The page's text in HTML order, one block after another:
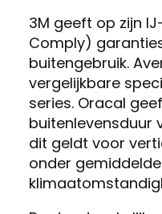
3M geeft op zijn
Comply)
buitengebruik.
vergelijkbare
series. Oracal
buitenlevensduur
dit geldt voor
onder gemiddelde